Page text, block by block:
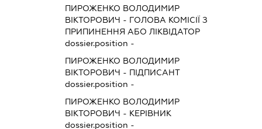
ПИРОЖЕНКО ВОЛОДИМИР
ВІКТОРОВИЧ - ГОЛОВА КОМІСІЇ З
ПРИПИНЕННЯ АБО ЛІКВІДАТОР
dossier.position -
ПИРОЖЕНКО ВОЛОДИМИР
ВІКТОРОВИЧ - ПІДПИСАНТ
dossier.position -
ПИРОЖЕНКО ВОЛОДИМИР
ВІКТОРОВИЧ - КЕРІВНИК
dossier.position -